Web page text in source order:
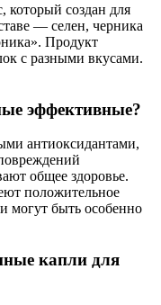
создан для
— селен, черника
Продукт
с разными вкусами.
эффективные?
антиоксидантами,
общее здоровье.
положительное
могут быть особенно
капли для